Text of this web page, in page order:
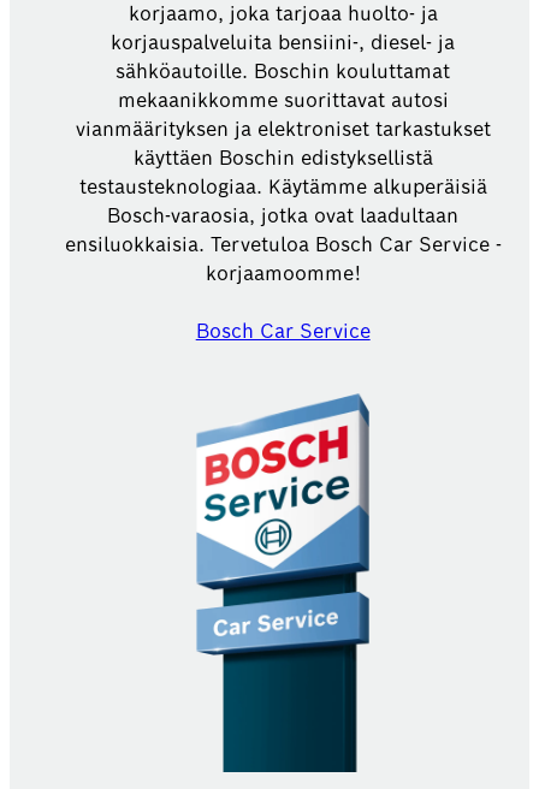
korjaamo, joka tarjoaa huolto- ja
korjauspalveluita bensiini-, diesel- ja
sähköautoille. Boschin kouluttamat
mekaanikkomme suorittavat autosi
vianmäärityksen ja elektroniset tarkastukset
käyttäen Boschin edistyksellistä
testausteknologiaa. Käytämme alkuperäisiä
Bosch-varaosia, jotka ovat laadultaan
ensiluokkaisia. Tervetuloa Bosch Car Service -
korjaamoomme!
Bosch Car Service